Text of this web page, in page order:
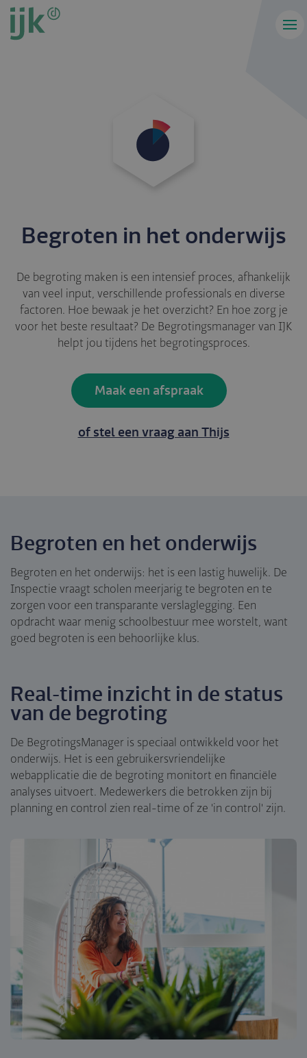
Overslaan
naar
Begroten in het onderwijs
De begroting maken is een intensief proces, afhankelijk
van veel input, verschillende professionals en diverse
factoren. Hoe bewaak je het overzicht? En hoe zorg je
voor het beste resultaat? De Begrotingsmanager van IJK
helpt jou tijdens het begrotingsproces.
Maak een afspraak
of stel een vraag aan Thijs
Begroten en het onderwijs
Begroten en het onderwijs: het is een lastig huwelijk. De
Inspectie vraagt scholen meerjarig te begroten en te
zorgen voor een transparante verslaglegging. Een
opdracht waar menig schoolbestuur mee worstelt, want
goed begroten is een behoorlijke klus.
Real-time inzicht in de status
van de begroting
De BegrotingsManager is speciaal ontwikkeld voor het
onderwijs. Het is een gebruikersvriendelijke
webapplicatie die de begroting monitort en financiële
analyses uitvoert. Medewerkers die betrokken zijn bij
planning en control zien real-time of ze 'in control' zijn.